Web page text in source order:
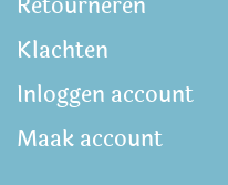
Klachten
Inloggen account
Maak account